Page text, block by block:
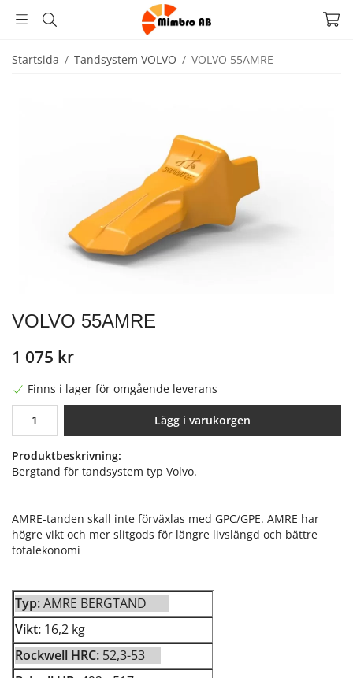
Startsida / Tandsystem VOLVO / VOLVO 55AMRE
VOLVO 55AMRE
1 075 kr
Finns i lager för omgående leverans
Lägg i varukorgen
Produktbeskrivning:
Bergtand för tandsystem typ Volvo.
AMRE-tanden skall inte förväxlas med GPC/GPE. AMRE har
högre vikt och mer slitgods för längre livslängd och bättre
totalekonomi
Typ:AMRE BERGTAND
Vikt: 16,2 kg
Rockwell HRC: 52,3-53